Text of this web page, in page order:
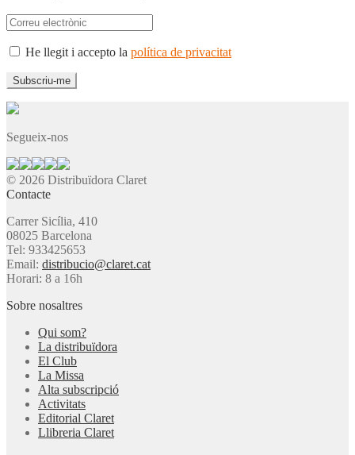
He llegit i accepto la política de privacitat
Segueix-nos
© 2026 Distribuïdora Claret
Contacte
Carrer Sicília, 410
08025 Barcelona
Tel: 933425653
Email: distribucio@claret.cat
Horari: 8 a 16h
Sobre nosaltres
Qui som?
La distribuïdora
El Club
La Missa
Alta subscripció
Activitats
Editorial Claret
Llibreria Claret